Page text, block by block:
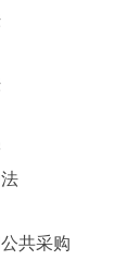
共采购